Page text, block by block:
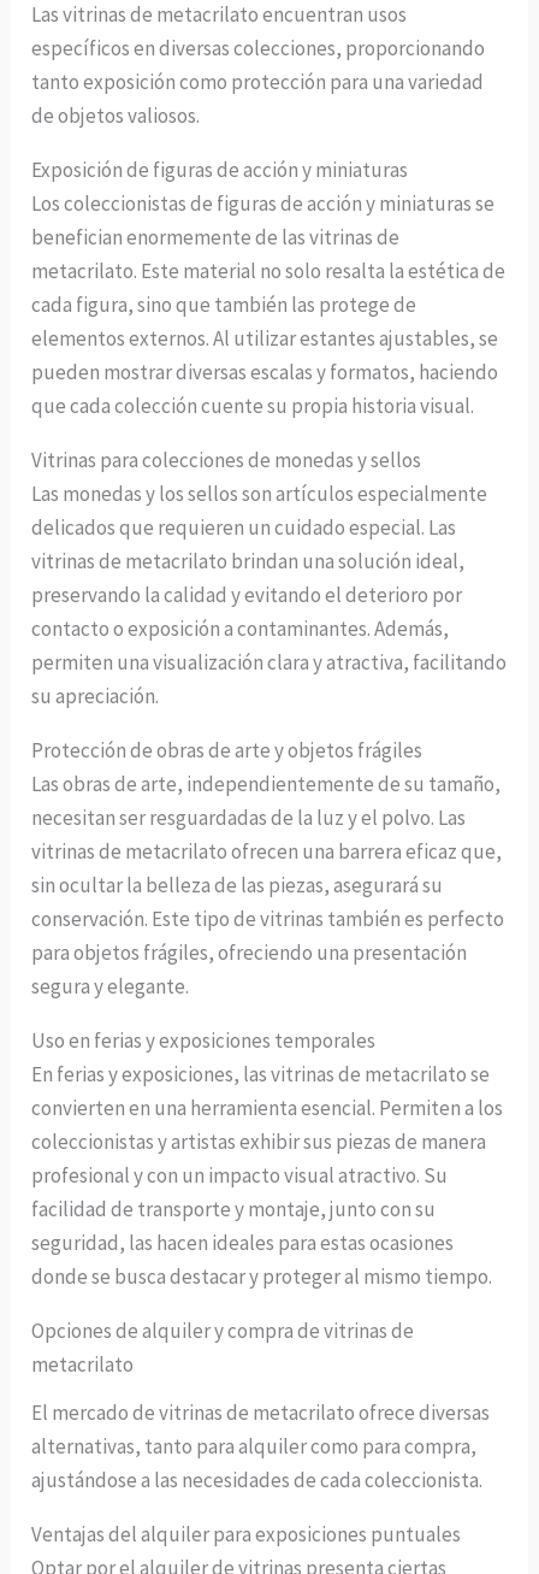
Las vitrinas de metacrilato encuentran usos
específicos en diversas colecciones, proporcionando
tanto exposición como protección para una variedad
de objetos valiosos.
Exposición de figuras de acción y miniaturas
Los coleccionistas de figuras de acción y miniaturas se
benefician enormemente de las vitrinas de
metacrilato. Este material no solo resalta la estética de
cada figura, sino que también las protege de
elementos externos. Al utilizar estantes ajustables, se
pueden mostrar diversas escalas y formatos, haciendo
que cada colección cuente su propia historia visual.
Vitrinas para colecciones de monedas y sellos
Las monedas y los sellos son artículos especialmente
delicados que requieren un cuidado especial. Las
vitrinas de metacrilato brindan una solución ideal,
preservando la calidad y evitando el deterioro por
contacto o exposición a contaminantes. Además,
permiten una visualización clara y atractiva, facilitando
su apreciación.
Protección de obras de arte y objetos frágiles
Las obras de arte, independientemente de su tamaño,
necesitan ser resguardadas de la luz y el polvo. Las
vitrinas de metacrilato ofrecen una barrera eficaz que,
sin ocultar la belleza de las piezas, asegurará su
conservación. Este tipo de vitrinas también es perfecto
para objetos frágiles, ofreciendo una presentación
segura y elegante.
Uso en ferias y exposiciones temporales
En ferias y exposiciones, las vitrinas de metacrilato se
convierten en una herramienta esencial. Permiten a los
coleccionistas y artistas exhibir sus piezas de manera
profesional y con un impacto visual atractivo. Su
facilidad de transporte y montaje, junto con su
seguridad, las hacen ideales para estas ocasiones
donde se busca destacar y proteger al mismo tiempo.
Opciones de alquiler y compra de vitrinas de
metacrilato
El mercado de vitrinas de metacrilato ofrece diversas
alternativas, tanto para alquiler como para compra,
ajustándose a las necesidades de cada coleccionista.
Ventajas del alquiler para exposiciones puntuales
Optar por el alquiler de vitrinas presenta ciertas